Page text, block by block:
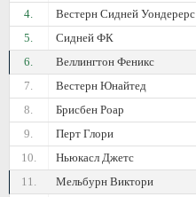
4.
Вестерн Сидней Уондерерс
5.
Сидней ФК
6.
Веллингтон Феникс
7.
Вестерн Юнайтед
8.
Брисбен Роар
9.
Перт Глори
10.
Ньюкасл Джетс
11.
Мельбурн Виктори